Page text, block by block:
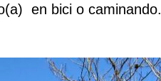
en bici o caminando.